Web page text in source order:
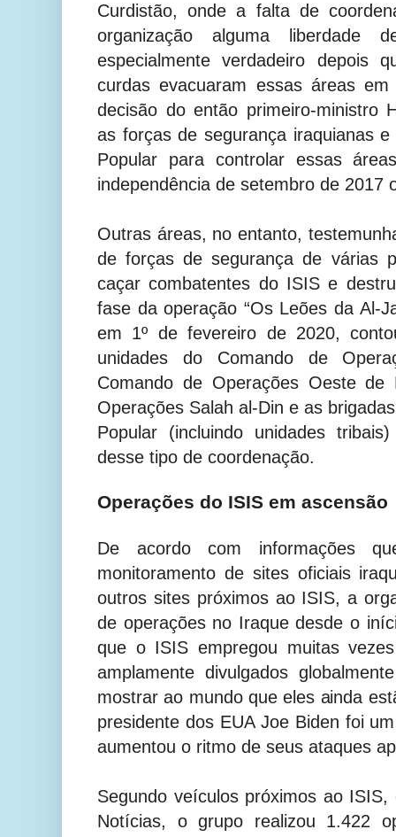
Curdistão, onde a falta de
organização alguma liberdade
especialmente verdadeiro depois
curdas evacuaram essas áreas
decisão do então primeiro-ministro
as forças de segurança iraquianas
Popular para controlar essas
independência de setembro de 2017
Outras áreas, no entanto,
de forças de segurança de várias
caçar combatentes do ISIS e
fase da operação “Os Leões da Al-
em 1º de fevereiro de 2020,
unidades do Comando de
Comando de Operações Oeste de
Operações Salah al-Din e as
Popular (incluindo unidades
desse tipo de coordenação.
Operações do ISIS em ascensão
De acordo com informações
monitoramento de sites oficiais
outros sites próximos ao ISIS, a
de operações no Iraque desde o
que o ISIS empregou muitas
amplamente divulgados
mostrar ao mundo que eles ainda
presidente dos EUA Joe Biden foi
aumentou o ritmo de seus ataques
Segundo veículos próximos ao
Notícias, o grupo realizou 1.422